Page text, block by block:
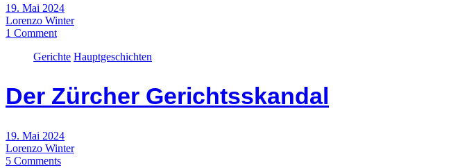
19. Mai 2024
Lorenzo Winter
1 Comment
Gerichte Hauptgeschichten
Der Zürcher Gerichtsskandal
19. Mai 2024
Lorenzo Winter
5 Comments